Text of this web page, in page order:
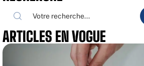
ARTICLES EN VOGUE